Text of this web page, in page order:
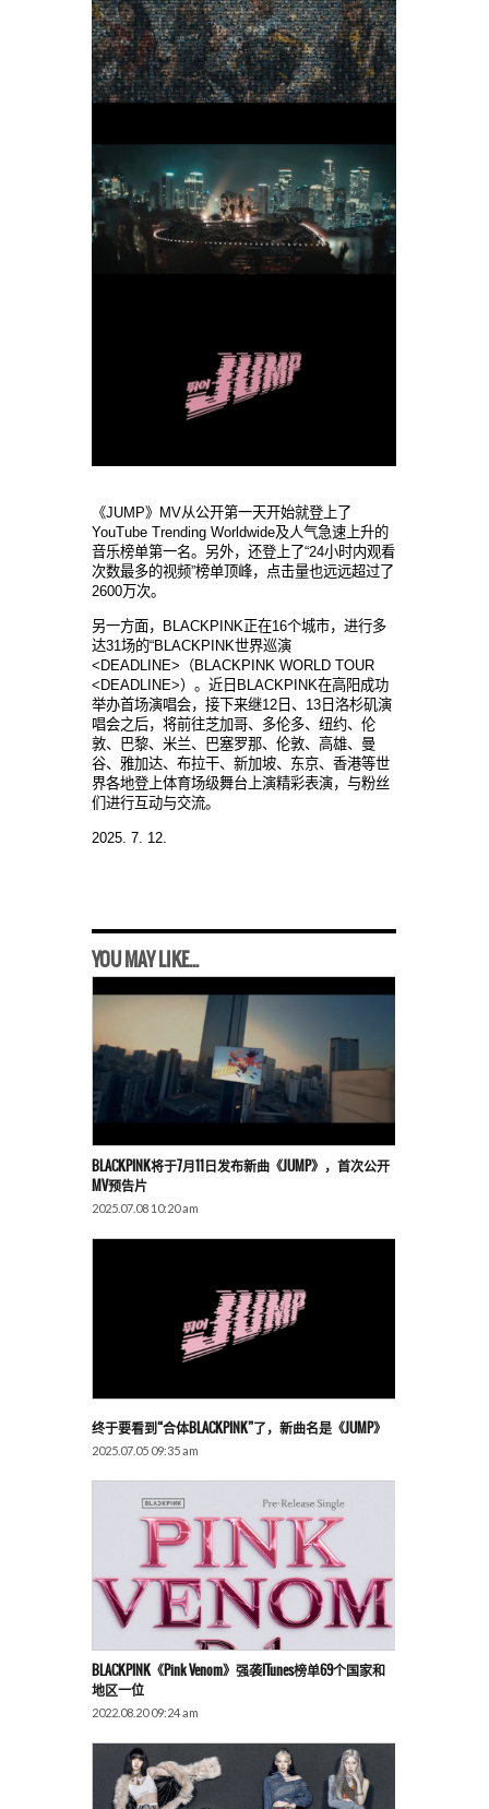
《JUMP》MV从公开第一天开始就登上了
YouTube Trending Worldwide及人气急速上升的
音乐榜单第一名。另外，还登上了“24小时内观看
次数最多的视频”榜单顶峰，点击量也远远超过了
2600万次。
另一方面，BLACKPINK正在16个城市，进行多
达31场的“BLACKPINK世界巡演
<DEADLINE>（BLACKPINK WORLD TOUR
<DEADLINE>）。近日BLACKPINK在高阳成功
举办首场演唱会，接下来继12日、13日洛杉矶演
唱会之后，将前往芝加哥、多伦多、纽约、伦
敦、巴黎、米兰、巴塞罗那、伦敦、高雄、曼
谷、雅加达、布拉干、新加坡、东京、香港等世
界各地登上体育场级舞台上演精彩表演，与粉丝
们进行互动与交流。
2025. 7. 12.
YOU MAY LIKE...
BLACKPINK将于7月11日发布新曲《JUMP》，首次公开
MV预告片
2025.07.08 10:20 am
终于要看到“合体BLACKPINK”了，新曲名是《JUMP》
2025.07.05 09:35 am
BLACKPINK《Pink Venom》强袭iTunes榜单69个国家和
地区一位
2022.08.20 09:24 am